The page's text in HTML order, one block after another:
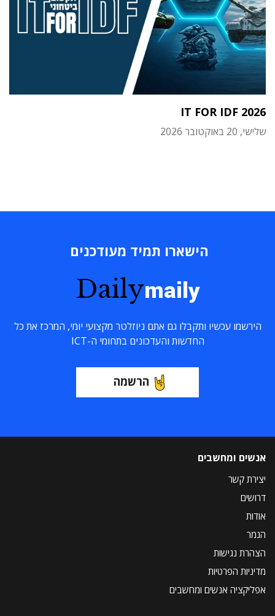
IT FOR IDF 2026
שלישי, 20 באוקטובר 2026
הישארו תמיד מעודכנים
Dailymaily
הירשמו עכשיו ותקבלו גם אתם ניוזלטר מקצועי יומי, המרכז את כל
החדשות והעדכונים בתחומי ה-ICT
הרשמה
אנשים ומחשבים
יצירת קשר
דרושים
אודות
הנמר
הצהרת נגישות
מדיניות הפרטיות
אפליקציה אנשים ומחשבים